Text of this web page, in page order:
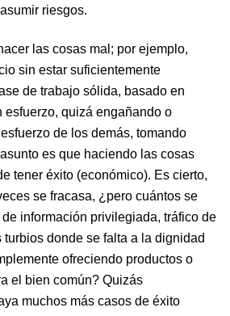
riesgos.
las cosas mal; por ejemplo,
sin estar suficientemente
de trabajo sólida, basado en
esfuerzo, quizá engañando o
de los demás, tomando
es que haciendo las cosas
tener éxito (económico). Es cierto,
se fracasa, ¿pero cuántos se
información privilegiada, tráfico de
donde se falta a la dignidad
ofreciendo productos o
el bien común? Quizás
muchos más casos de éxito